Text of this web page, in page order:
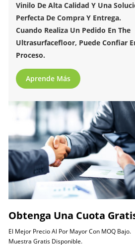
Vinilo De Alta Calidad Y Una
Perfecta De Compra Y Entrega.
Cuando Realiza Un Pedido En The
Ultrasurfacefloor, Puede Confiar
Proceso.
Aprende Más
Obtenga Una Cuota
El Mejor Precio Al Por Mayor Con MOQ Bajo.
Muestra Gratis Disponible.